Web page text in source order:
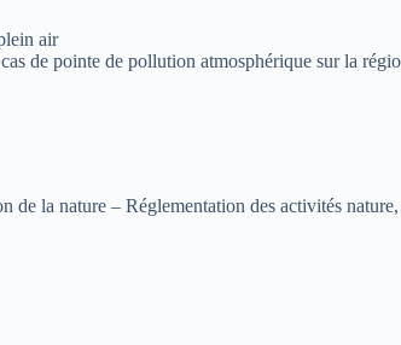
air
de pointe de pollution atmosphérique sur la
de la nature – Réglementation des activités